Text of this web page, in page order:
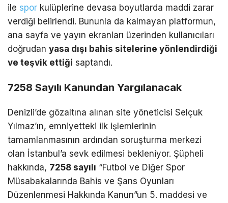
ile spor kulüplerine devasa boyutlarda maddi zarar
verdiği belirlendi. Bununla da kalmayan platformun,
ana sayfa ve yayın ekranları üzerinden kullanıcıları
doğrudan yasa dışı bahis sitelerine yönlendirdiği
ve teşvik ettiği saptandı.
7258 Sayılı Kanundan Yargılanacak
Denizli’de gözaltına alınan site yöneticisi Selçuk
Yılmaz’ın, emniyetteki ilk işlemlerinin
tamamlanmasının ardından soruşturma merkezi
olan İstanbul’a sevk edilmesi bekleniyor. Şüpheli
hakkında, 7258 sayılı “Futbol ve Diğer Spor
Müsabakalarında Bahis ve Şans Oyunları
Düzenlenmesi Hakkında Kanun”un 5. maddesi ve